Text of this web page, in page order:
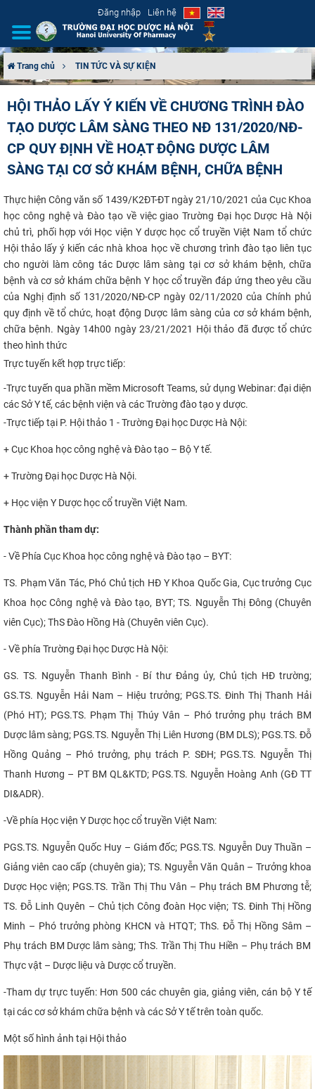
Đăng nhập Liên hệ
CƠ CẤU TỔ CHỨC
TUYỂN SINH
ĐÀO TẠO
ĐẢM BẢO CHẤT LƯỢNG
KHOA HỌC CÔNG NGHỆ
HTQT
CỰU NGƯỜI HỌC
Trang chủ TIN TỨC VÀ SỰ KIỆN
HỘI THẢO LẤY Ý KIẾN VỀ CHƯƠNG TRÌNH ĐÀO
TẠO DƯỢC LÂM SÀNG THEO NĐ 131/2020/NĐ-
CP QUY ĐỊNH VỀ HOẠT ĐỘNG DƯỢC LÂM
SÀNG TẠI CƠ SỞ KHÁM BỆNH, CHỮA BỆNH
Thực hiện Công văn số 1439/K2ĐT-ĐT ngày 21/10/2021 của Cục Khoa
học công nghệ và Đào tạo về việc giao Trường Đại học Dược Hà Nội
chủ trì, phối hợp với Học viện Y dược học cổ truyền Việt Nam tổ chức
Hội thảo lấy ý kiến các nhà khoa học về chương trình đào tạo liên tục
cho người làm công tác Dược lâm sàng tại cơ sở khám bệnh, chữa
bệnh và cơ sở khám chữa bệnh Y học cổ truyền đáp ứng theo yêu cầu
của Nghị định số 131/2020/NĐ-CP ngày 02/11/2020 của Chính phủ
quy định về tổ chức, hoạt động Dược lâm sàng của cơ sở khám bệnh,
chữa bệnh. Ngày 14h00 ngày 23/21/2021 Hội thảo đã được tổ chức
theo hình thức
Trực tuyến kết hợp trực tiếp:
-Trực tuyến qua phần mềm Microsoft Teams, sử dụng Webinar: đại diện
các Sở Y tế, các bệnh viện và các Trường đào tạo y dược.
-Trực tiếp tại P. Hội thảo 1 - Trường Đại học Dược Hà Nội:
+ Cục Khoa học công nghệ và Đào tạo – Bộ Y tế.
+ Trường Đại học Dược Hà Nội.
+ Họcviện Y Dược học cổ truyền Việt Nam.
Thành phần tham dự:
- Về Phía Cục Khoa học công nghệ và Đào tạo – BYT:
TS. Phạm Văn Tác, Phó Chủ tịch HĐ Y Khoa Quốc Gia, Cục trưởng Cục
Khoa học Công nghệ và Đào tạo, BYT; TS. Nguyễn Thị Đông (Chuyên
viên Cục); ThS Đào Hồng Hà (Chuyên viên Cục).
- Về phía Trường Đại học Dược Hà Nội:
GS. TS. Nguyễn Thanh Bình - Bí thư Đảng ủy, Chủ tịch HĐ trường;
GS.TS. Nguyễn Hải Nam – Hiệu trưởng; PGS.TS. Đinh Thị Thanh Hải
(Phó HT); PGS.TS. Phạm Thị Thúy Vân – Phó trưởng phụ trách BM
Dược lâm sàng; PGS.TS. Nguyễn Thị Liên Hương (BM DLS); PGS.TS. Đỗ
Hồng Quảng – Phó trưởng, phụ trách P. SĐH; PGS.TS. Nguyễn Thị
Thanh Hương – PT BM QL&KTD; PGS.TS. Nguyễn Hoàng Anh (GĐ TT
DI&ADR).
-Về phía Học viện Y Dược họccổ truyền Việt Nam:
PGS.TS. Nguyễn Quốc Huy – Giám đốc; PGS.TS. Nguyễn Duy Thuần –
Giảng viên cao cấp (chuyên gia); TS. Nguyễn Văn Quân – Trưởng khoa
Dược Học viện; PGS.TS. Trần Thị Thu Vân – Phụ trách BM Phương tễ;
TS. Đỗ Linh Quyên – Chủ tịch Công đoàn Học viện; TS. Đinh Thị Hồng
Minh – Phó trưởng phòng KHCN và HTQT; ThS. Đỗ Thị Hồng Sâm –
Phụ trách BM Dược lâm sàng; ThS. Trần Thị Thu Hiền – Phụ trách BM
Thực vật – Dược liệu và Dược cổ truyền.
-Tham dự trực tuyến: Hơn 500 các chuyên gia, giảng viên, cán bộ Y tế
tại các cơ sở khám chữa bệnh và các Sở Y tế trên toàn quốc.
Một số hình ảnh tại Hội thảo